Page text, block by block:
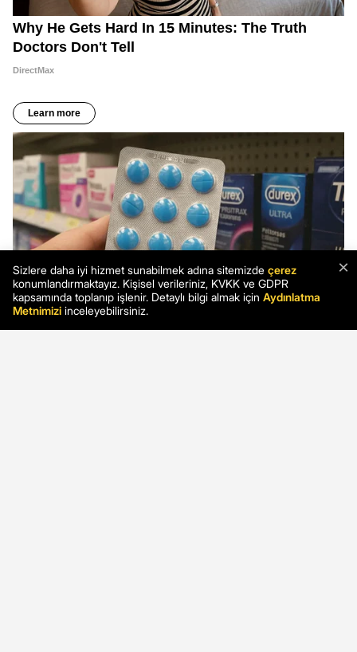
×
Sizlere daha iyi hizmet sunabilmek adına sitemizde çerez
konumlandırmaktayız. Kişisel verileriniz, KVKK ve GDPR
kapsamında toplanıp işlenir. Detaylı bilgi almak için Aydınlatma
Metnimizi inceleyebilirsiniz.